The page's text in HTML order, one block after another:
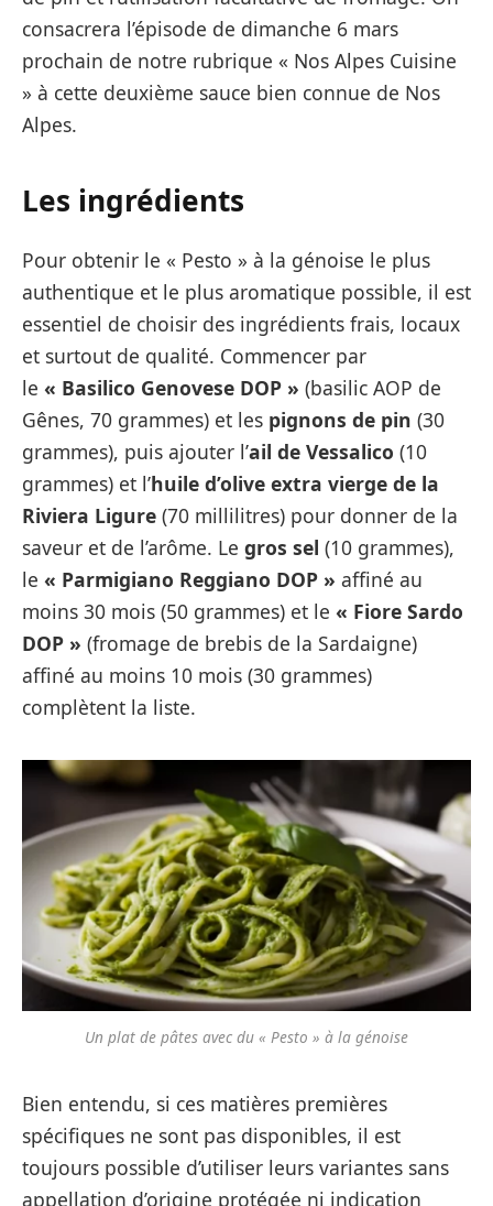
consacrera l’épisode de dimanche 6 mars
prochain de notre rubrique « Nos Alpes Cuisine
» à cette deuxième sauce bien connue de Nos
Alpes.
Les ingrédients
Pour obtenir le « Pesto » à la génoise le plus
authentique et le plus aromatique possible, il est
essentiel de choisir des ingrédients frais, locaux
et surtout de qualité. Commencer par
le « Basilico Genovese DOP » (basilic AOP de
Gênes, 70 grammes) et les pignons de pin (30
grammes), puis ajouter l’ail de Vessalico (10
grammes) et l’huile d’olive extra vierge de la
Riviera Ligure (70 millilitres) pour donner de la
saveur et de l’arôme. Le gros sel (10 grammes),
le « Parmigiano Reggiano DOP » affiné au
moins 30 mois (50 grammes) et le « Fiore Sardo
DOP » (fromage de brebis de la Sardaigne)
affiné au moins 10 mois (30 grammes)
complètent la liste.
Un plat de pâtes avec du « Pesto » à la génoise
Bien entendu, si ces matières premières
spécifiques ne sont pas disponibles, il est
toujours possible d’utiliser leurs variantes sans
appellation d’origine protégée ni indication